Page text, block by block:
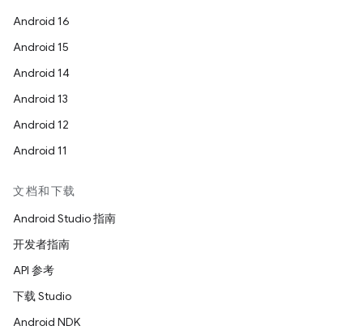
Android 16
Android 15
Android 14
Android 13
Android 12
Android 11
文档和下载
Android Studio 指南
开发者指南
API 参考
下载 Studio
Android NDK